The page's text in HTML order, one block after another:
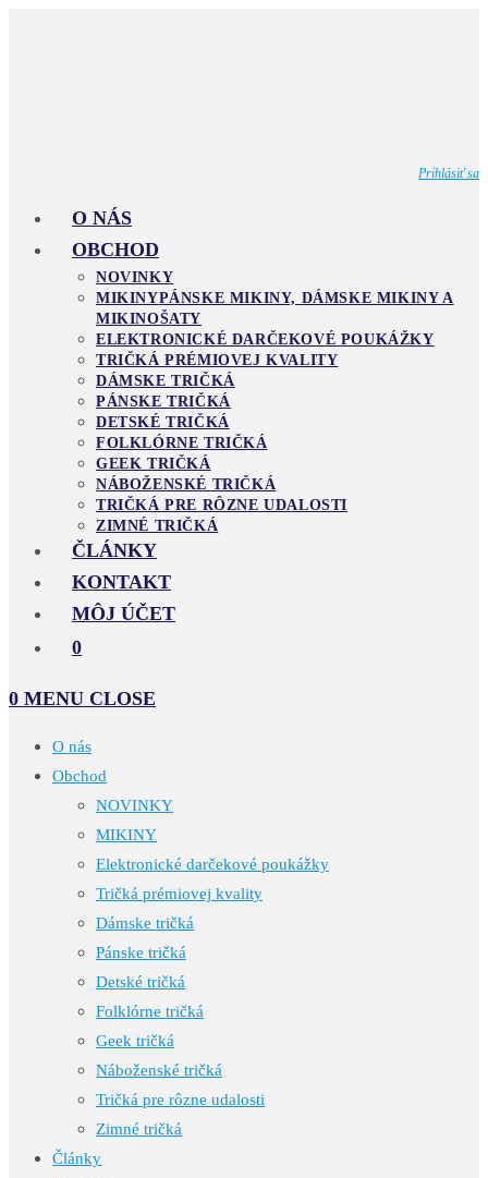
Prihlásiť sa
O NÁS
OBCHOD
NOVINKY
MIKINYPÁNSKE MIKINY, DÁMSKE MIKINY A
MIKINOŠATY
ELEKTRONICKÉ DARČEKOVÉ POUKÁŽKY
TRIČKÁ PRÉMIOVEJ KVALITY
DÁMSKE TRIČKÁ
PÁNSKE TRIČKÁ
DETSKÉ TRIČKÁ
FOLKLÓRNE TRIČKÁ
GEEK TRIČKÁ
NÁBOŽENSKÉ TRIČKÁ
TRIČKÁ PRE RÔZNE UDALOSTI
ZIMNÉ TRIČKÁ
ČLÁNKY
KONTAKT
MÔJ ÚČET
0
0 MENU CLOSE
O nás
Obchod
NOVINKY
MIKINY
Elektronické darčekové poukážky
Tričká prémiovej kvality
Dámske tričká
Pánske tričká
Detské tričká
Folklórne tričká
Geek tričká
Náboženské tričká
Tričká pre rôzne udalosti
Zimné tričká
Články